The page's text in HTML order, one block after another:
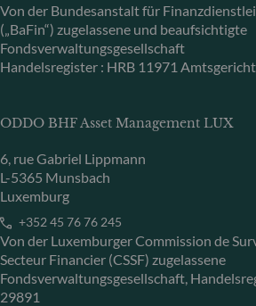
Von der Bundesanstalt für
(„BaFin“) zugelassene und beaufsichtigte
Fondsverwaltungsgesellschaft
Handelsregister : HRB 11971
ODDO BHF Asset Management LUX
6, rue Gabriel Lippmann
L-5365 Munsbach
Luxemburg
+352 45 76 76 245
Von der Luxemburger Commission de
Secteur Financier (CSSF) zugelassene
Fondsverwaltungsgesellschaft,
29891